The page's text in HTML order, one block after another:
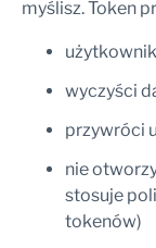
myślisz. Token
wyczyści
przywróci
nie
stosuje
tokenów)